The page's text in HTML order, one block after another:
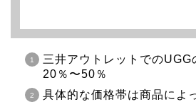
三井アウトレットでのUGG
20％〜50％
具体的な価格帯は商品によ